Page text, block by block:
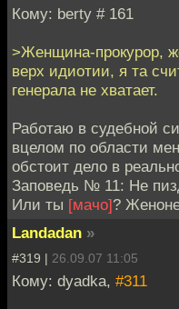
Кому: berty # 161
>Женщина-прокурор,
верх идиотии, я та
генерала не хватает.
Работаю в судебной
вцелом по области
обстоит дело в
Заповедь № 11: Не
Или ты [мачо]?
Landadan »
#319 | 26.09.07 11:05
Кому: dyadka, #311